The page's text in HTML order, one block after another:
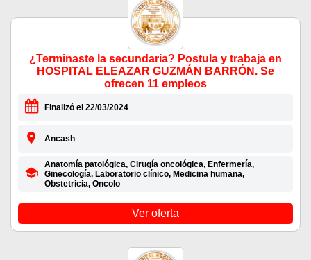
¿Terminaste la secundaria? Postula y trabaja en
HOSPITAL ELEAZAR GUZMÁN BARRÓN. Se
ofrecen 11 empleos
Finalizó el 22/03/2024
Ancash
Anatomía patológica, Cirugía oncológica, Enfermería,
Ginecología, Laboratorio clínico, Medicina humana,
Obstetricia, Oncolo
Ver oferta